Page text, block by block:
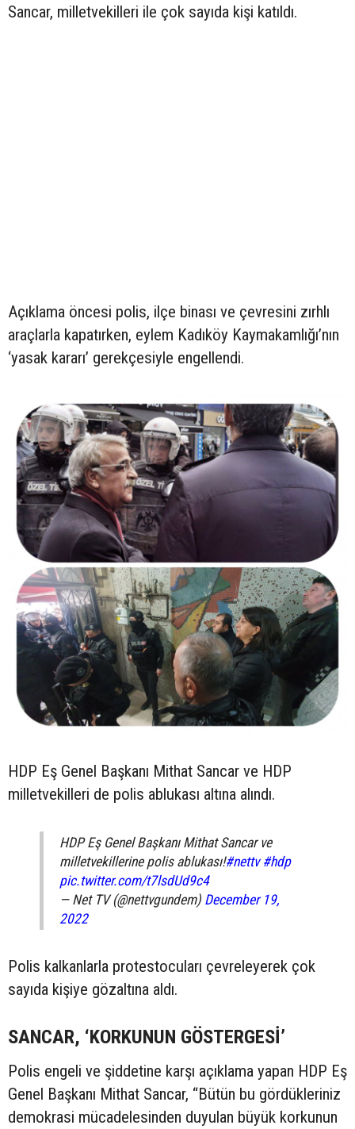
Sancar, milletvekilleri ile çok sayıda kişi katıldı.
Açıklama öncesi polis, ilçe binası ve çevresini zırhlı
araçlarla kapatırken, eylem Kadıköy Kaymakamlığı’nın
‘yasak kararı’ gerekçesiyle engellendi.
HDP Eş Genel Başkanı Mithat Sancar ve HDP
milletvekilleri de polis ablukası altına alındı.
HDP Eş Genel Başkanı Mithat Sancar ve
milletvekillerine polis ablukası!#nettv #hdp
pic.twitter.com/t7lsdUd9c4
— Net TV (@nettvgundem) December 19,
2022
Polis kalkanlarla protestocuları çevreleyerek çok
sayıda kişiye gözaltına aldı.
SANCAR, ‘KORKUNUN GÖSTERGESİ’
Polis engeli ve şiddetine karşı açıklama yapan HDP Eş
Genel Başkanı Mithat Sancar, “Bütün bu gördükleriniz
demokrasi mücadelesinden duyulan büyük korkunun